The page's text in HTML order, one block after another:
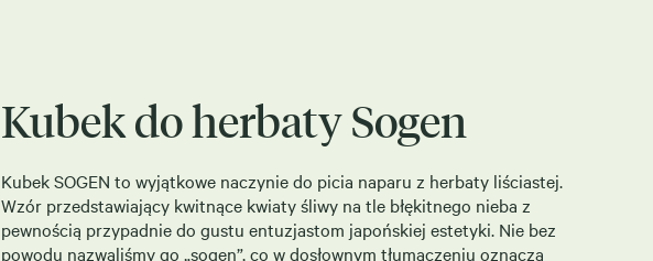
Kubek do herbaty Sogen
Kubek SOGEN to wyjątkowe naczynie do picia naparu z herbaty liściastej.
Wzór przedstawiający kwitnące kwiaty śliwy na tle błękitnego nieba z
pewnością przypadnie do gustu entuzjastom japońskiej estetyki. Nie bez
powodu nazwaliśmy go „sogen”, co w dosłownym tłumaczeniu oznacza